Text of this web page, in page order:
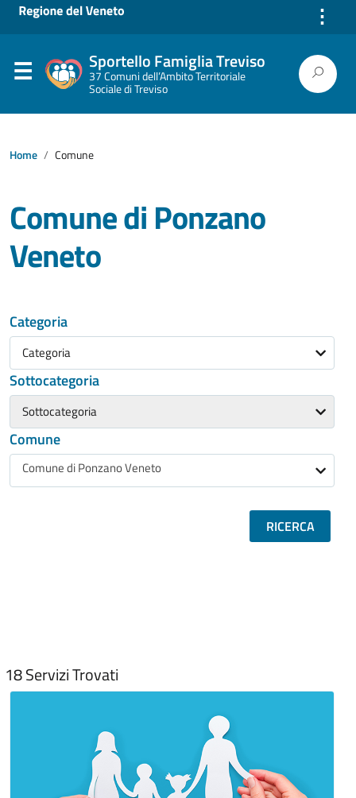
⋮
Sportello Famiglia Treviso
37 Comuni dell’Ambito Territoriale
Sociale di Treviso
Home Comune
Comune di Ponzano
Veneto
Categoria
Categoria
Sottocategoria
Sottocategoria
Comune
Comune di Ponzano Veneto
RICERCA
18Servizi Trovati